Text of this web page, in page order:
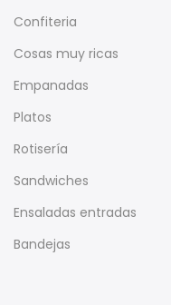
Confiteria
Cosas muy ricas
Empanadas
Platos
Rotisería
Sandwiches
Ensaladas entradas
Bandejas